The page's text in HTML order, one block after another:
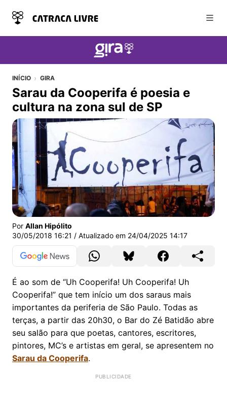
INÍCIO GIRA
Sarau da Cooperifa é poesia e
cultura na zona sul de SP
Sarau da Cooperifa é poesia e cultura na zona sul de
Por Allan Hipólito
30/05/2018 16:21 / Atualizado em 24/04/2025 14:17
É ao som de “Uh Cooperifa! Uh Cooperifa! Uh
Cooperifa!” que tem início um dos saraus mais
importantes da periferia de São Paulo. Todas as
terças, a partir das 20h30, o Bar do Zé Batidão abre
seu salão para que poetas, cantores, escritores,
pintores, MC’s e artistas em geral, se apresentem no
Sarau da Cooperifa.